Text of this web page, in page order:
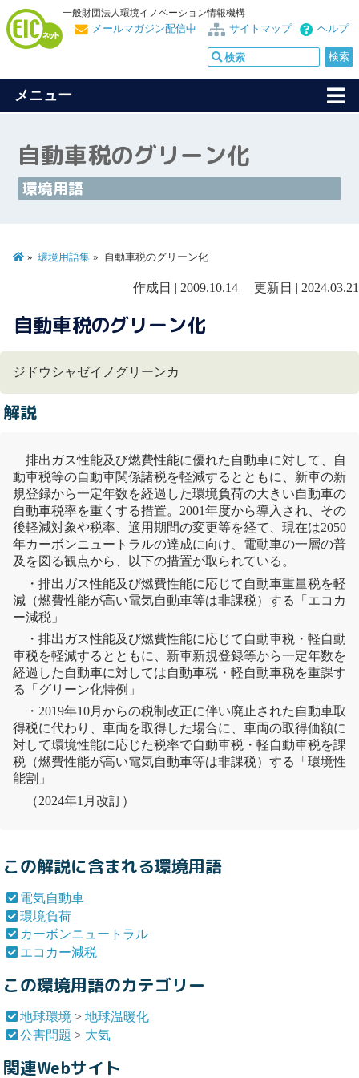
一般財団法人環境イノベーション情報機構
ヘルプ
サイトマップ
メールマガジン配信中
メニュー
自動車税のグリーン化
環境用語
環境用語集 自動車税のグリーン化
作成日 | 2009.10.14 更新日 | 2024.03.21
自動車税のグリーン化
ジドウシャゼイノグリーンカ
解説
排出ガス性能及び燃費性能に優れた自動車に対して、自
動車税等の自動車関係諸税を軽減するとともに、新車の新
規登録から一定年数を経過した環境負荷の大きい自動車の
自動車税率を重くする措置。2001年度から導入され、その
後軽減対象や税率、適用期間の変更等を経て、現在は2050
年カーボンニュートラルの達成に向け、電動車の一層の普
及を図る観点から、以下の措置が取られている。
・排出ガス性能及び燃費性能に応じて自動車重量税を軽
減（燃費性能が高い電気自動車等は非課税）する「 エコカ
ー減税 」
・排出ガス性能及び燃費性能に応じて自動車税・軽自動
車税を軽減するとともに、新車新規登録等から一定年数を
経過した自動車に対しては自動車税・軽自動車税を重課す
る「グリーン化特例」
・2019年10月からの税制改正に伴い廃止された自動車取
得税に代わり、車両を取得した場合に、車両の取得価額に
対して環境性能に応じた税率で自動車税・軽自動車税を課
税（燃費性能が高い電気自動車等は非課税）する「環境性
能割」
（2024年1月改訂）
この解説に含まれる環境用語
電気自動車
環境負荷
カーボンニュートラル
エコカー減税
この環境用語のカテゴリー
地球環境 >地球温暖化
公害問題 > 大気
関連Webサイト